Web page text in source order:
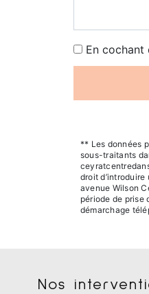
En
** Les données
sous-traitants
droit
avenue Wilson
période de prise
démarchage
Nos